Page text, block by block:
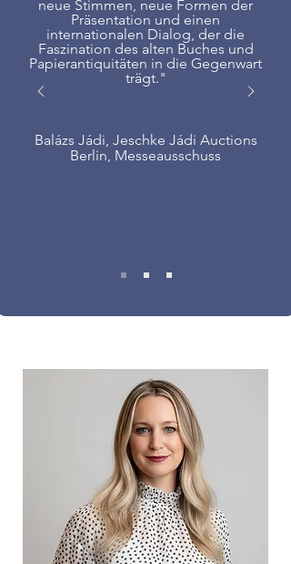
neue Stimmen, neue Formen der
Präsentation und einen
internationalen Dialog, der die
Faszination des alten Buches und
Papierantiquitäten in die Gegenwart
trägt."
Balázs Jádi, Jeschke Jádi Auctions
Berlin, Messeausschuss